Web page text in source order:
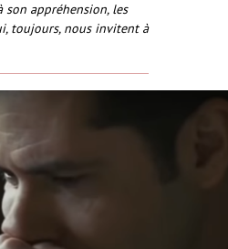
appréhension, les
toujours, nous invitent à